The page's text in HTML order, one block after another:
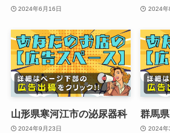
2024年6月16日 2024年
山形県寒河江市の泌尿器科
2024年9月23日
群馬
2024年